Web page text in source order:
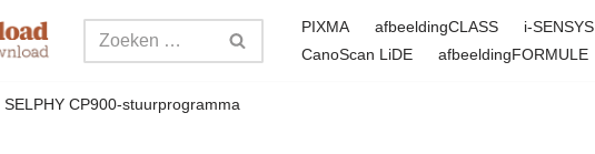
PIXMA afbeeldingCLASS i-SENSYS
CanoScan LiDE
afbeeldingFORMULE
SELPHY CP900-stuurprogramma